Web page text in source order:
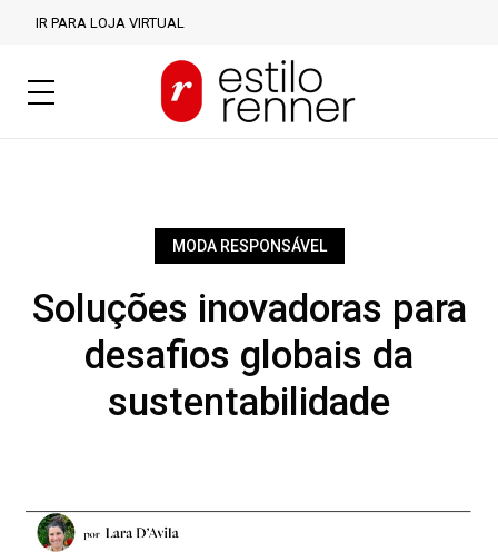
IR PARA LOJA VIRTUAL
MODA RESPONSÁVEL
Soluções inovadoras para
desafios globais da
sustentabilidade